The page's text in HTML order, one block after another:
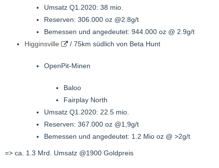
Umsatz Q1.2020: 38 mio.
Reserven: 306.000 oz @2.8g/t
Bemessen und angedeutet: 944.000 oz @ 2.9g/t
Higginsville
/ 75km südlich von Beta Hunt
OpenPit-Minen
Baloo
Fairplay North
Umsatz Q1.2020: 22.5 mio.
Reserven: 367.000 oz @1,9g/t
Bemessen und angedeutet: 1.2 Mio oz @ >2g/t
=> ca. 1.3 Mrd. Umsatz @1900 Goldpreis